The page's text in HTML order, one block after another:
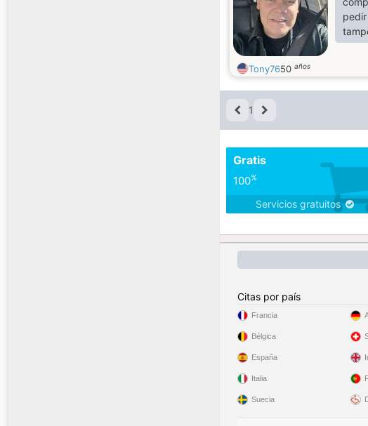
Tony7650 años
1
Gratis
100%
Servicios gratuitos
Citas por país
Francia
Bélgica
España
Italia
Suecia